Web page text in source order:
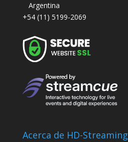
Argentina
+54 (11) 5199-2069
Acerca de HD-Streaming